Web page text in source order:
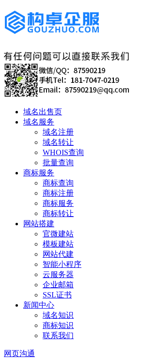
域名出售页
域名服务
域名注册
域名转让
WHOIS查询
批量查询
商标服务
商标查询
商标注册
商标服务
商标转让
网站搭建
官微建站
模板建站
网站代建
智能小程序
云服务器
企业邮箱
SSL证书
新闻中心
域名知识
商标知识
联系我们
网页沟通